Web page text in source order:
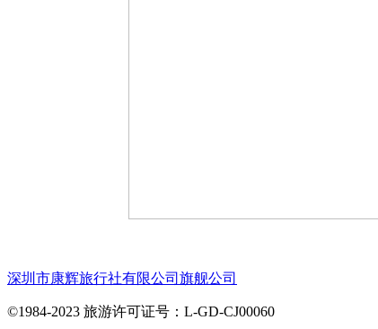
深圳市康辉旅行社有限公司旗舰公司
©1984-2023 旅游许可证号：L-GD-CJ00060